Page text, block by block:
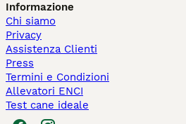
Informazione
Chi siamo
Privacy
Assistenza Clienti
Press
Termini e Condizioni
Allevatori ENCI
Test cane ideale